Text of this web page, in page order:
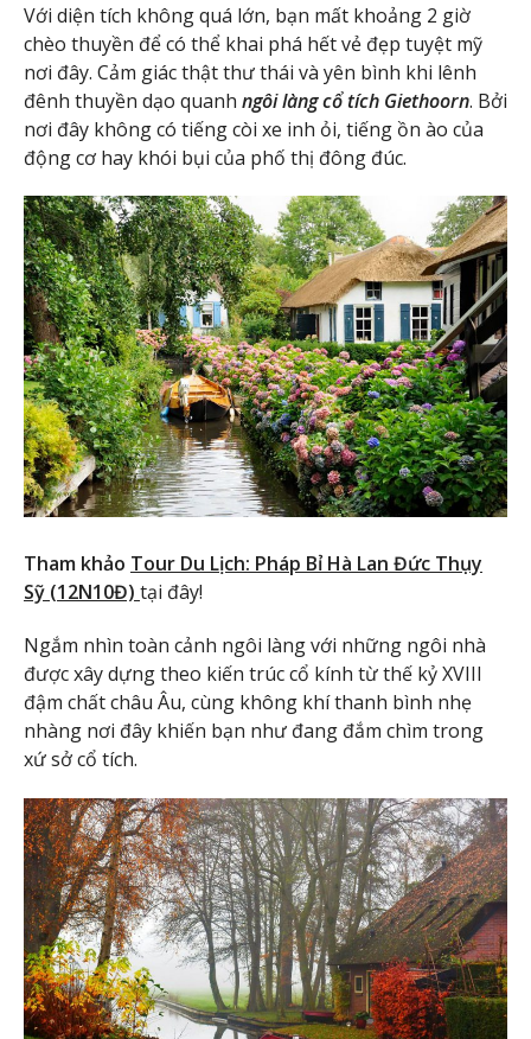
Với diện tích không quá lớn, bạn mất khoảng 2 giờ
chèo thuyền để có thể khai phá hết vẻ đẹp tuyệt mỹ
nơi đây. Cảm giác thật thư thái và yên bình khi lênh
đênh thuyền dạo quanh ngôi làng cổ tích Giethoorn. Bởi
nơi đây không có tiếng còi xe inh ỏi, tiếng ồn ào của
động cơ hay khói bụi của phố thị đông đúc.
Tham khảo Tour Du Lịch: Pháp Bỉ Hà Lan Đức Thụy
Sỹ (12N10Đ) tại đây!
Ngắm nhìn toàn cảnh ngôi làng với những ngôi nhà
được xây dựng theo kiến trúc cổ kính từ thế kỷ XVIII
đậm chất châu Âu, cùng không khí thanh bình nhẹ
nhàng nơi đây khiến bạn như đang đắm chìm trong
xứ sở cổ tích.